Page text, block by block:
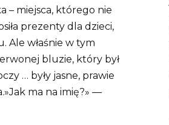
– miejsca, którego nie
prezenty dla dzieci,
Ale właśnie w tym
bluzie, który był
… były jasne, prawie
ma na imię?» —